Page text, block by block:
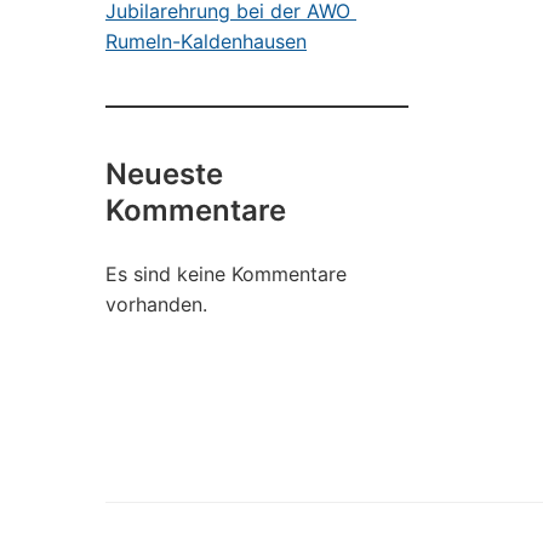
Jubilarehrung bei der AWO
Rumeln-Kaldenhausen
Neueste
Kommentare
Es sind keine Kommentare
vorhanden.